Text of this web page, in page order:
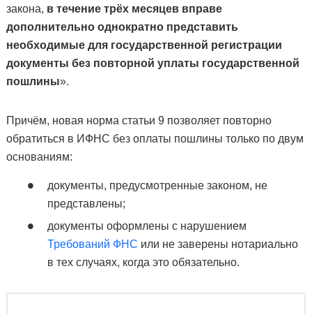
закона, в течение трёх месяцев вправе
дополнительно однократно представить
необходимые для государственной регистрации
документы без повторной уплаты государственной
пошлины».
Причём, новая норма статьи 9 позволяет повторно
обратиться в ИФНС без оплаты пошлины только по двум
основаниям:
документы, предусмотренные законом, не
представлены;
документы оформлены с нарушением
Требований ФНС или не заверены нотариально
в тех случаях, когда это обязательно.